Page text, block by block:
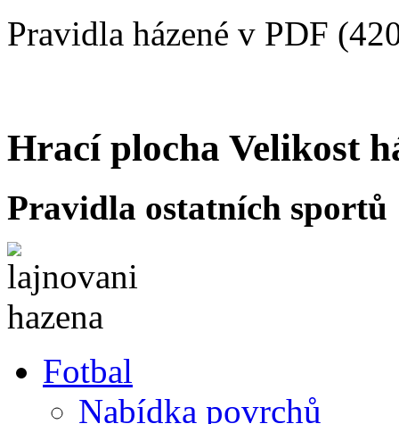
Pravidla házené v PDF
Hrací plocha Velikost
Pravidla ostatních sportů
Fotbal
Nabídka povrchů